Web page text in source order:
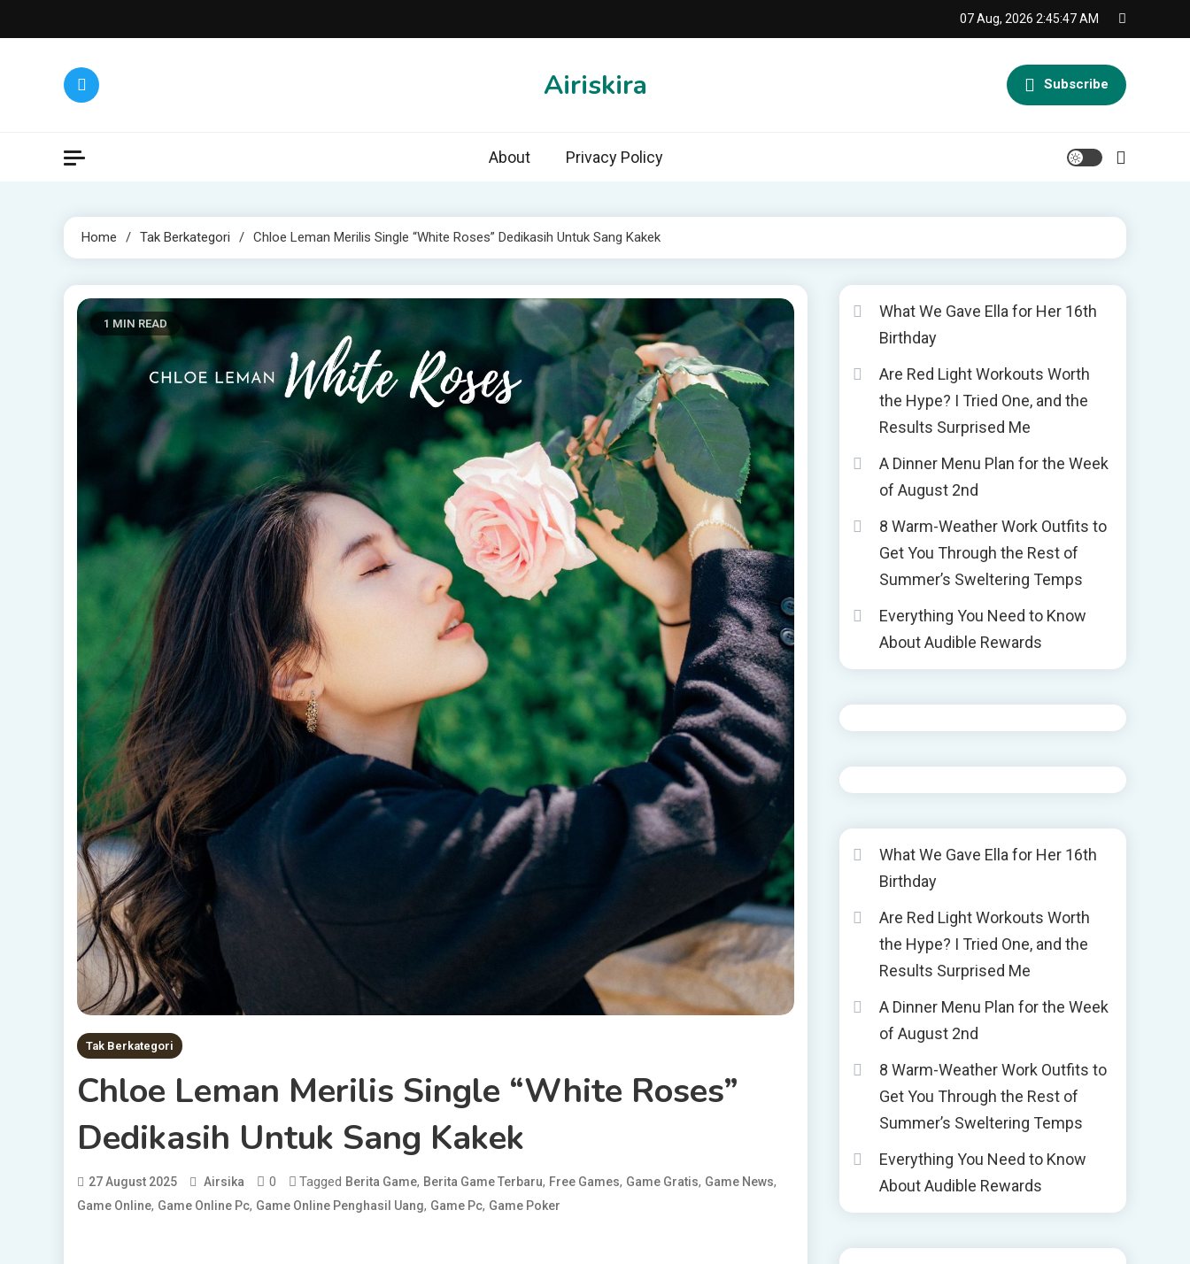
to
07 Aug, 2026 2:45:48 AM
Airiskira Subscribe
About Privacy Policy
Home Tak Berkategori Chloe Leman Merilis Single “White Roses” Dedikasih Untuk Sang Kakek
1 MIN READ
Tak Berkategori
Chloe Leman Merilis Single “White Roses”
Dedikasih Untuk Sang Kakek
27 August 2025 Airsika 0 Tagged Berita Game, Berita Game Terbaru, Free Games, Game Gratis, Game News,
Game Online, Game Online Pc, Game Online Penghasil Uang, Game Pc, Game Poker
What We Gave Ella for Her 16th
Birthday
Are Red Light Workouts Worth
the Hype? I Tried One, and the
Results Surprised Me
A Dinner Menu Plan for the Week
of August 2nd
8 Warm-Weather Work Outfits to
Get You Through the Rest of
Summer’s Sweltering Temps
Everything You Need to Know
About Audible Rewards
What We Gave Ella for Her 16th
Birthday
Are Red Light Workouts Worth
the Hype? I Tried One, and the
Results Surprised Me
A Dinner Menu Plan for the Week
of August 2nd
8 Warm-Weather Work Outfits to
Get You Through the Rest of
Summer’s Sweltering Temps
Everything You Need to Know
About Audible Rewards